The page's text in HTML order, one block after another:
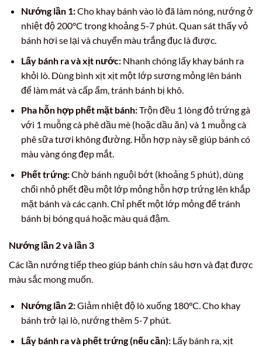
Nướng lần 1:Cho khay bánh vào lò đã làm nóng, nướng ở
nhiệt độ 200°C trong khoảng 5-7 phút. Quan sát thấy vỏ
bánh hơi se lại và chuyển màu trắng đục là được.
Lấy bánh ra và xịt nước:Nhanh chóng lấy khay bánh ra
khỏi lò. Dùng bình xịt xịt một lớp sương mỏng lên bánh
để làm mát và cấp ẩm, tránh bánh bị khô.
Pha hỗn hợp phết mặt bánh:Trộn đều 1 lòng đỏ trứng gà
với 1 muỗng cà phê dầu mè (hoặc dầu ăn) và 1 muỗng cà
phê sữa tươi không đường. Hỗn hợp này sẽ giúp bánh có
màu vàng óng đẹp mắt.
Phết trứng:Chờ bánh nguội bớt (khoảng 5 phút), dùng
chổi nhỏ phết đều một lớp mỏng hỗn hợp trứng lên khắp
mặt bánh và các cạnh. Chỉ phết một lớp mỏng để tránh
bánh bị bóng quá hoặc màu quá đậm.
Nướng lần 2 và lần 3
Các lần nướng tiếp theo giúp bánh chín sâu hơn và đạt được
màu sắc mong muốn.
Nướng lần 2:Giảm nhiệt độ lò xuống 180°C. Cho khay
bánh trở lại lò, nướng thêm 5-7 phút.
Lấy bánh ra và phết trứng (nếu cần):Lấy bánh ra, xịt